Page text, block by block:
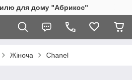
для дому "Абрикос"
Жіноча Chanel